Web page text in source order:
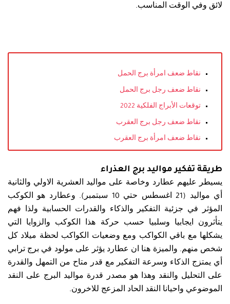
لائق وفي الوقت المناسب.
نقاط ضعف امرأة برج الحمل
نقاط ضعف رجل برج الحمل
توقعات الأبراج الفلكية 2022
نقاط ضعف رجل برج العقرب
نقاط ضعف امرأة برج العقرب
طريقة تفكير مواليد برج العذراء
يسيطر عليهم عطارد وخاصة على مواليد العشرية الاولي والثانية
أي مواليد (21 اغسطس حتي 10 سبتمبر). وعطارد هو الكوكب
المؤثر في جزئية التفكير والذكاء والقدرات الحسابية ولذا فهم
يتأثرون ايجابيا وسلبيا حسب حركة هذا الكوكب والزوايا التي
يشكلها مع باقي الكواكب ومع وضعيات الكواكب لحظة ميلاد كل
شخص منهم. والميزة هنا ان عطارد يؤثر على مولود في برج ترابي
أي يمتزج الذكاء وسرعة التفكير مع قدر متاح من التمهل والقدرة
على التحليل والنقد وهذا هو مصدر قدرة مواليد البرج على النقد
الموضوعي واحيانا النقد الحاد المزعج للاخرون.